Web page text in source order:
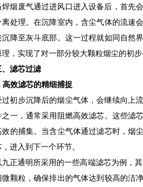
焊烟废气通过进风口进入设备后，首先
处理。在沉降室内，含尘气体的流速
降至灰斗底部。这一过程就如同自然
，实现了对一部分较大颗粒烟尘的初
、滤芯过滤
高效滤芯的精细捕捉
过初步沉降后的烟尘气体，会继续向上
一，通常采用阻燃高效滤芯。这些滤
的捕集。当含尘气体通过滤芯时，烟
进入到下一个环节。
九正通明所采用的一些高端滤芯为例，
颗粒，确保排出的气体达到较高的洁